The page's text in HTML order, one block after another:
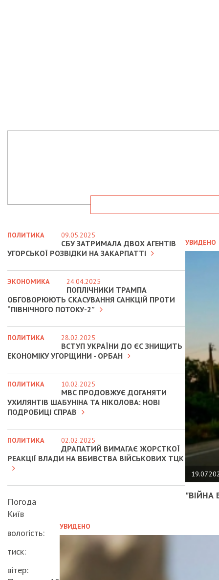
УВИДЕНО
"ВІЙНА
УВИДЕНО
ПОЛИТИКА 09.05.2025
СБУ ЗАТРИМАЛА ДВОХ АГЕНТІВ
УГОРСЬКОЇ РОЗВІДКИ НА ЗАКАРПАТТІ
ЭКОНОМИКА 24.04.2025
ПОПЛІЧНИКИ ТРАМПА
ОБГОВОРЮЮТЬ СКАСУВАННЯ САНКЦІЙ ПРОТИ
“ПІВНІЧНОГО ПОТОКУ-2”
ПОЛИТИКА 28.02.2025
ВСТУП УКРАЇНИ ДО ЄС ЗНИЩИТЬ
ЕКОНОМІКУ УГОРЩИНИ - ОРБАН
ПОЛИТИКА 10.02.2025
МВС ПРОДОВЖУЄ ДОГАНЯТИ
УХИЛЯНТІВ ШАБУНІНА ТА НІКОЛОВА: НОВІ
ПОДРОБИЦІ СПРАВ
ПОЛИТИКА 02.02.2025
ДРАПАТИЙ ВИМАГАЄ ЖОРСТКОЇ
РЕАКЦІЇ ВЛАДИ НА ВБИВСТВА ВІЙСЬКОВИХ ТЦК
Погода
Київ
вологість:
тиск:
вітер: